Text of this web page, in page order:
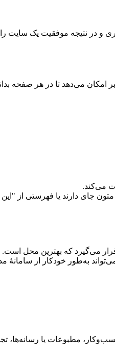
و در نتیجه موفقیت یک سایت
امکان می‌دهد تا در هر صفحه
می‌کند.
جای دارند یا فهرستی از
می‌گیرد که بهترین محل است.
به‌طور خودکار از سامانۀ
مطبوعات یا رسانه‌ها،